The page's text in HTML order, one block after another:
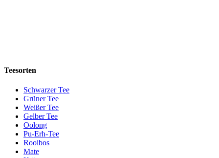
Teesorten
Schwarzer Tee
Grüner Tee
Weißer Tee
Gelber Tee
Oolong
Pu-Erh-Tee
Rooibos
Mate